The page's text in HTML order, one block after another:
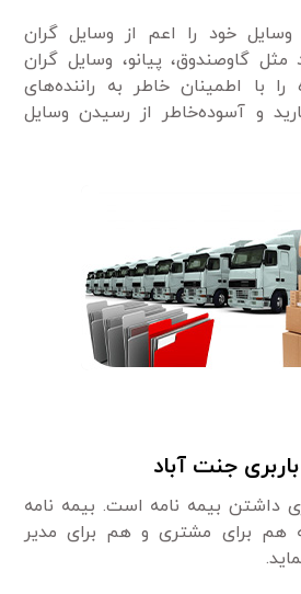
وسایل خود را اعم از وسایل گران
گاوصندوق، پیانو، وسایل گران
با اطمینان خاطر به راننده‌های
و آسوده‌خاطر از رسیدن وسایل
جنت آباد
داشتن بیمه نامه است. بیمه نامه
هم برای مشتری و هم برای مدیر